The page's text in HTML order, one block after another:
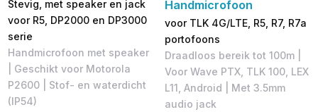
Stevig, met speaker en jack
voor R5, DP2000 en DP3000
serie
Handmicrofoon met speaker
| Geschikt voor Motorola
P2600 | Stof- en waterdicht
(IP54)
Handmicrofoon
voor TLK 4G/LTE, R5, R7, R7a
portofoons
Draadloos bereik tot 100m |
Voor Wave PTX, TLK 100, LEX
L11, Android | Met 3.5mm
audio jack